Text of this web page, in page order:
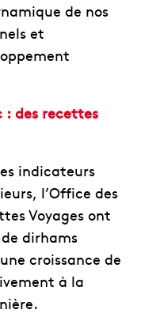
de nos
et
: des recettes
indicateurs
l’Office des
Voyages ont
dirhams
croissance de
à la